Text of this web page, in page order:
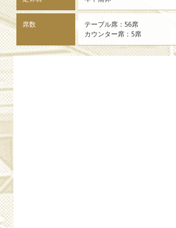
席数
テーブル席：56席
カウンター席：5席